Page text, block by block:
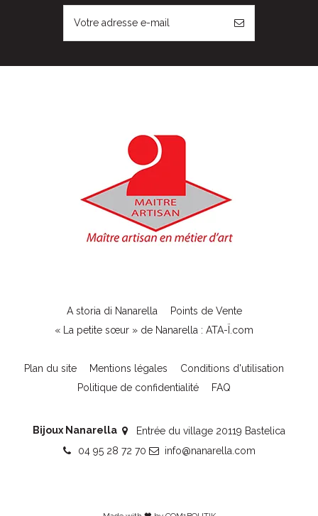
A storia di Nanarella
Points de Vente
« La petite sœur » de Nanarella : ATA-Ï.com
Plan du site Mentions légales
Conditions d'utilisation
Politique de confidentialité
FAQ
Bijoux Nanarella
Entrée du village 20119 Bastelica
04 95 28 72 70
info@nanarella.com